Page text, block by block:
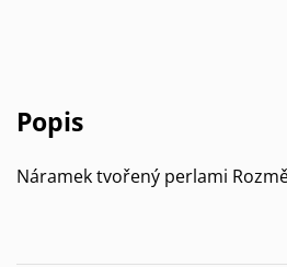
Popis
Náramek tvořený perlami